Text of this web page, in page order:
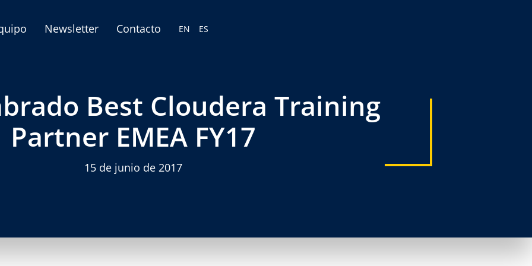
Newsletter Contacto EN ES
Best Cloudera Training
Partner EMEA FY17
15 de junio de 2017